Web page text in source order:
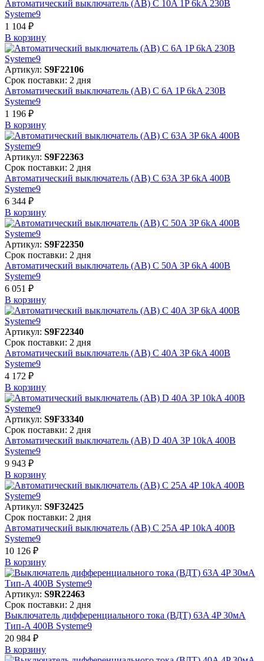
Автоматический выключатель (АВ) C 10A 1P 6kA 230В
Systeme9
1 104 ₽
В корзинy
Артикул: S9F22106
Срок поставки: 2 дня
Автоматический выключатель (АВ) C 6A 1P 6kA 230В
Systeme9
1 196 ₽
В корзинy
Артикул: S9F22363
Срок поставки: 2 дня
Автоматический выключатель (АВ) C 63A 3P 6kA 400В
Systeme9
6 344 ₽
В корзинy
Артикул: S9F22350
Срок поставки: 2 дня
Автоматический выключатель (АВ) C 50A 3P 6kA 400В
Systeme9
6 051 ₽
В корзинy
Артикул: S9F22340
Срок поставки: 2 дня
Автоматический выключатель (АВ) C 40A 3P 6kA 400В
Systeme9
4 172 ₽
В корзинy
Артикул: S9F33340
Срок поставки: 2 дня
Автоматический выключатель (АВ) D 40A 3P 10kA 400В
Systeme9
9 943 ₽
В корзинy
Артикул: S9F32425
Срок поставки: 2 дня
Автоматический выключатель (АВ) C 25A 4P 10kA 400В
Systeme9
10 126 ₽
В корзинy
Артикул: S9R22463
Срок поставки: 2 дня
Выключатель дифференциального тока (ВДТ) 63A 4P 30мА
Тип-A 400В Systeme9
20 984 ₽
В корзинy